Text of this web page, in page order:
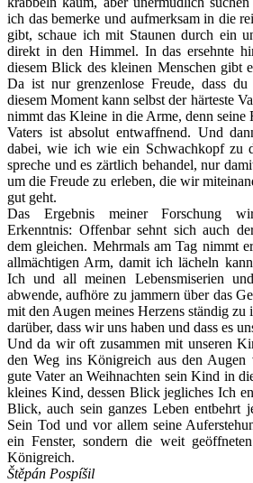
ich das bemerke und aufmerksam in die
gibt, schaue ich mit Staunen durch ein
direkt in den Himmel. In das ersehnte
diesem Blick des kleinen Menschen gibt
Da ist nur grenzenlose Freude, dass
diesem Moment kann selbst der härteste
nimmt das Kleine in die Arme, denn seine
Vaters ist absolut entwaffnend. Und
dabei, wie ich wie ein Schwachkopf zu
spreche und es zärtlich behandel, nur
um die Freude zu erleben, die wir
gut geht.
Das Ergebnis meiner Forschung
Erkenntnis: Offenbar sehnt sich auch
dem gleichen. Mehrmals am Tag nimmt
allmächtigen Arm, damit ich lächeln
Ich und all meinen Lebensmiserien
abwende, aufhöre zu jammern über das
mit den Augen meines Herzens ständig zu
darüber, dass wir uns haben und dass es
Und da wir oft zusammen mit unseren
den Weg ins Königreich aus den Augen
gute Vater an Weihnachten sein Kind in
kleines Kind, dessen Blick jegliches Ich
Blick, auch sein ganzes Leben entbehrt
Sein Tod und vor allem seine
ein Fenster, sondern die weit
Königreich.
Štěpán Pospíšil